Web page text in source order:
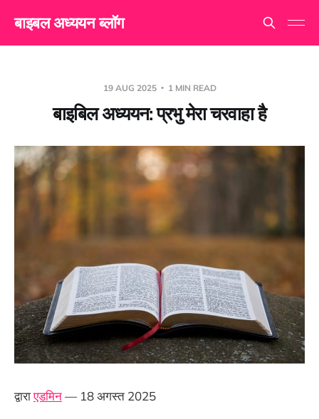
बाइबल अध्ययन ब्लॉग
19 AUG 2025 1 MIN READ
बाइबिल अध्ययन: प्रभु मेरा चरवाहा है
द्वाराएडमिन— 18 अगस्त 2025